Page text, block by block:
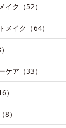
イク（52）
メイク（64）
ケア（33）
）
8）